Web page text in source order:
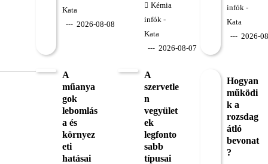
Kata
2026-08-08
Kémia
infók -
Kata
2026-08-07
infók -
Kata
2026-
A
műanya
gok
lebomlás
a és
környez
eti
hatásai
A
szervetle
n
vegyület
ek
legfonto
sabb
típusai
Hogyan
működi
k a
rozsdag
átló
bevonat
?